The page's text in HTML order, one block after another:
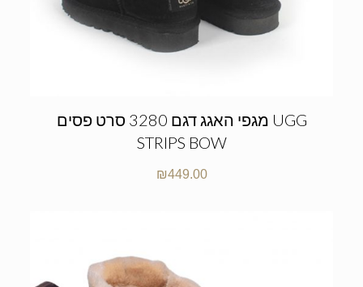
מגפי האגג דגם 3280 סרט פסים UGG
STRIPS BOW
₪449.00